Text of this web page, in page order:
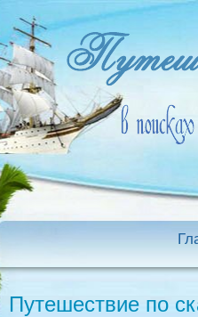
Путешествие по